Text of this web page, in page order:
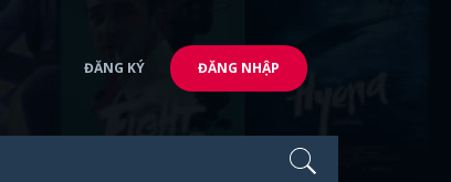
ĐĂNG KÝ ĐĂNG NHẬP